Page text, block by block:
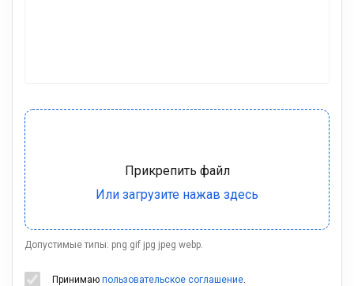
Допустимые типы: png gif jpg jpeg webp.
Принимаю пользовательское соглашение.